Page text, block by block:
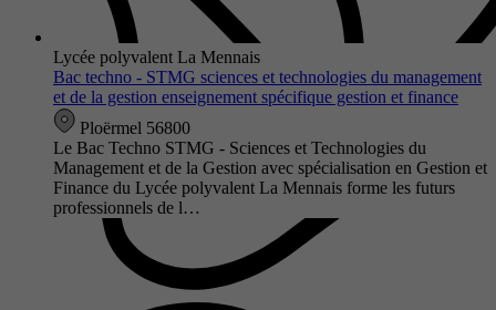
Lycée polyvalent La Mennais
Bac techno - STMG sciences et technologies du management
et de la gestion enseignement spécifique gestion et finance
Ploërmel 56800
Le Bac Techno STMG - Sciences et Technologies du
Management et de la Gestion avec spécialisation en Gestion et
Finance du Lycée polyvalent La Mennais forme les futurs
professionnels de l…